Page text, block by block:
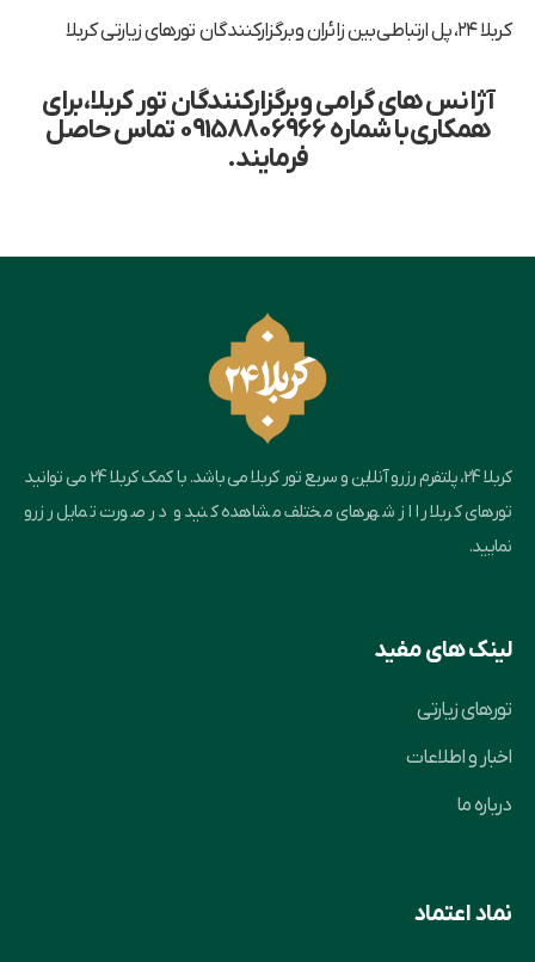
کربلا ۲۴، پل ارتباطی بین زائران و برگزارکنندگان تورهای زیارتی کربلا
آژانس های گرامی و برگزارکنندگان تور کربلا، برای
همکاری با شماره 09158806966 تماس حاصل
فرمایند.
کربلا 24، پلتفرم رزرو آنلاین و سریع تور کربلا می باشد. با کمک کربلا 24 می توانید
تورهای کربلا را از شهرهای مختلف مشاهده کنید و در صورت تمایل رزرو
نمایید.
لینک های مفید
تورهای زیارتی
اخبار و اطلاعات
درباره ما
نماد اعتماد